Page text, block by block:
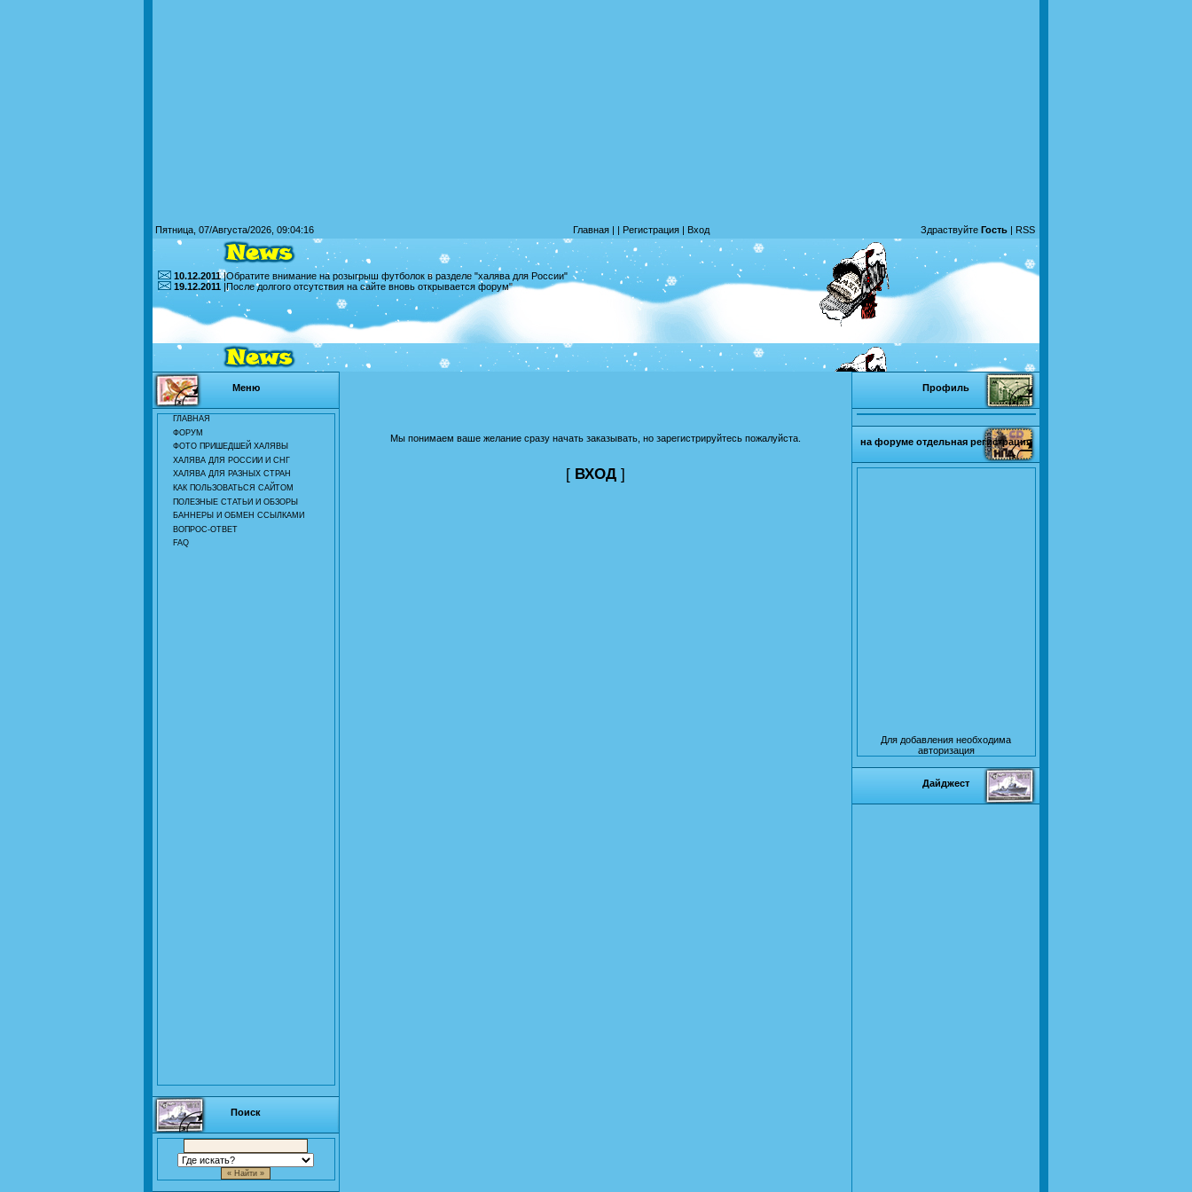
Пятница, 07/Августа/2026, 09:04:16 Главная | | Регистрация | Вход Здраствуйте Гость | RSS
10.12.2011|Обратите внимание на розыгрыш футболок в разделе "халява для России"
19.12.2011 |После долгого отсутствия на сайте вновь открывается форум"
Меню
ГЛАВНАЯ
ФОРУМ
ФОТО ПРИШЕДШЕЙ ХАЛЯВЫ
ХАЛЯВА ДЛЯ РОССИИ И СНГ
ХАЛЯВА ДЛЯ РАЗНЫХ СТРАН
КАК ПОЛЬЗОВАТЬСЯ САЙТОМ
ПОЛЕЗНЫЕ СТАТЬИ И ОБЗОРЫ
БАННЕРЫ И ОБМЕН ССЫЛКАМИ
ВОПРОС-ОТВЕТ
FAQ
Поиск
Мы понимаем ваше желание сразу начать заказывать, но зарегистрируйтесь пожалуйста.
[ ВХОД ]
Профиль
на форуме отдельная регистрация
Для добавления необходима
авторизация
Дайджест